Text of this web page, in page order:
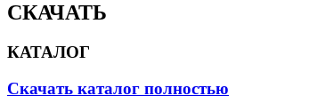
СКАЧАТЬ
КАТАЛОГ
Скачать каталог полностью